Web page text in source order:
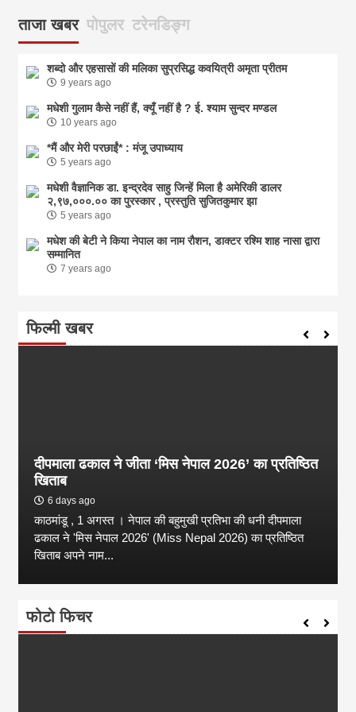
ताजा खबर पोपुलर टरेनडिङ्ग
शब्दो और एहसासों की मलिका सुप्रसिद्ध कवयित्री अमृता प्रीतम
9 years ago
मधेशी गुलाम कैसे नहीं हैं, क्यूँ नहीं है ? ई. श्याम सुन्दर मण्डल
10 years ago
*मैं और मेरी परछाईं* : मंजू उपाध्याय
5 years ago
मधेशी वैज्ञानिक डा. इन्द्रदेव साहु जिन्हें मिला है अमेरिकी डालर
२,९७,०००.०० का पुरस्कार , प्रस्तुति सुजितकुमार झा
5 years ago
मधेश की बेटी ने किया नेपाल का नाम राैशन, डाक्टर रश्मि शाह नासा द्वारा
सम्मानित
7 years ago
फिल्मी खबर
दीपमाला ढकाल ने जीता ‘मिस नेपाल 2026’ का प्रतिष्ठित
खिताब
6 days ago
काठमांडू , 1 अगस्त । नेपाल की बहुमुखी प्रतिभा की धनी दीपमाला
ढकाल ने 'मिस नेपाल 2026' (Miss Nepal 2026) का प्रतिष्ठित
खिताब अपने नाम...
फोटो फिचर